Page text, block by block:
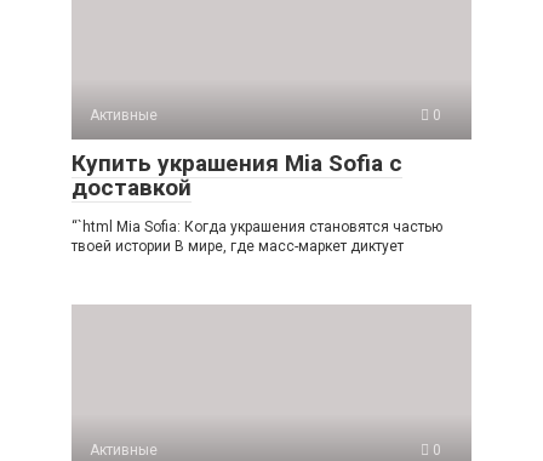
Активные 0
Купить украшения Mia Sofia с
доставкой
“`html Mia Sofia: Когда украшения становятся частью
твоей истории В мире, где масс-маркет диктует
Активные 0